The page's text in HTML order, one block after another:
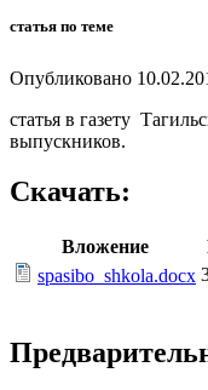
статья по теме
Опубликовано
статья в газету
выпускников.
Скачать:
Вложение
spasibo_shkola.docx